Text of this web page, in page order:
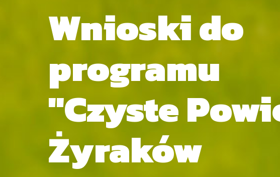
Wnioski do
programu
"Czyste
Żyraków